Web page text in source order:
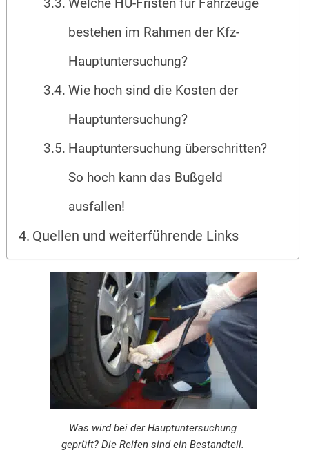
Welche HU-Fristen für Fahrzeuge
bestehen im Rahmen der Kfz-
Hauptuntersuchung?
Wie hoch sind die Kosten der
Hauptuntersuchung?
Hauptuntersuchung überschritten?
So hoch kann das Bußgeld
ausfallen!
Quellen und weiterführende Links
Was wird bei der Hauptuntersuchung
geprüft? Die Reifen sind ein Bestandteil.